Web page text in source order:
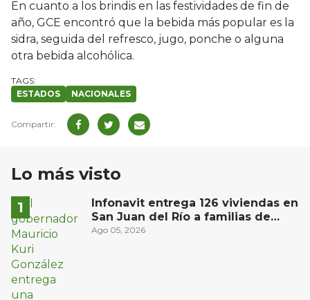
En cuanto a los brindis en las festividades de fin de
año, GCE encontró que la bebida más popular es la
sidra, seguida del refresco, jugo, ponche o alguna
otra bebida alcohólica.
ESTADOS NACIONALES
Lo más visto
Infonavit entrega 126 viviendas en
San Juan del Río a familias de
bajos ingresos
Ago 05, 2026